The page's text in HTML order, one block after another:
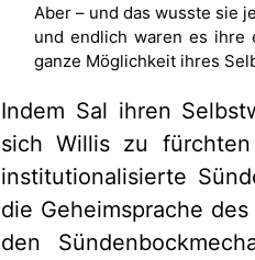
Aber – und das wusste sie
und endlich waren es ihre
ganze Möglichkeit ihres
Indem Sal ihren
sich Willis zu
institutionalisierte
die Geheimsprache
den